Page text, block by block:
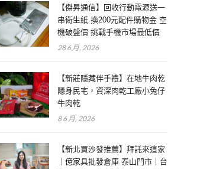
【傑昇通信】回收行動電源送一
串衛生紙 換200元配件購物金 空
機破盤價 挑戰手機市場最低價
28 6 月, 2026
【新莊隱藏伴手禮】在地牛肉乾
隱身民宅，資深肉乾工廠小兔仔
牛肉乾
8 6 月, 2026
【新北買沙發推薦】拜託來這家
｜億家具批發倉庫 泰山門市｜台